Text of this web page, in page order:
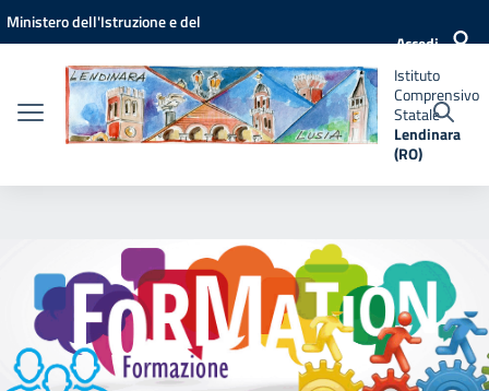
Vai ai contenuti
Vai al menu di navigazione
Vai al footer
Ministero dell'Istruzione e del
Accedi
Istituto
Comprensivo
Lendinara
(RO)
Istituto
Comprensivo
Statale
Lendinara
(RO)